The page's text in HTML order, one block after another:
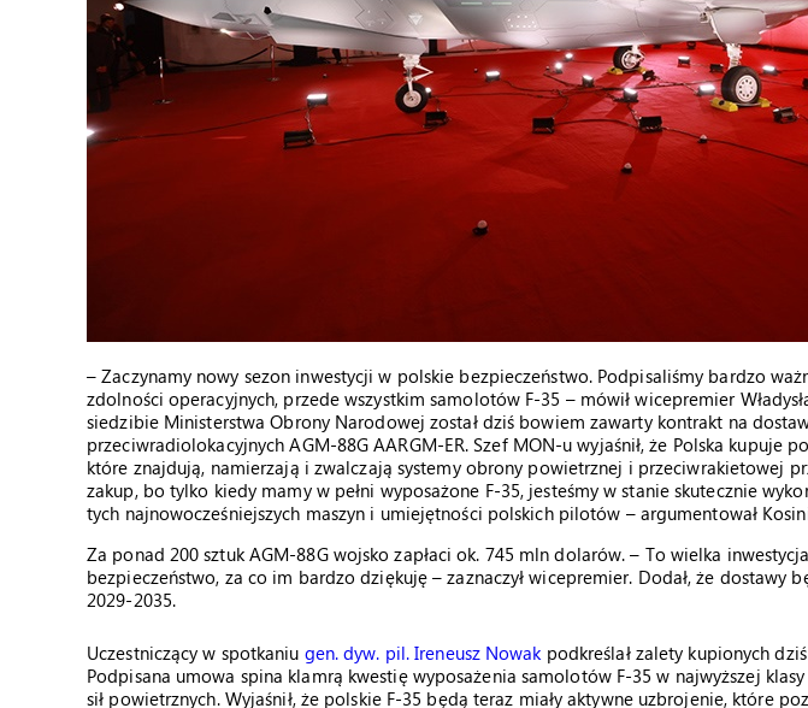
– Zaczynamy nowy sezon inwestycji w polskie bezpieczeństwo. Podpisaliśmy bardzo
zdolności operacyjnych, przede wszystkim samolotów F-35 – mówił wicepremier
siedzibie Ministerstwa Obrony Narodowej został dziś bowiem zawarty kontrakt na
przeciwradiolokacyjnych AGM-88G AARGM-ER. Szef MON-u wyjaśnił, że Polska kupuje
które znajdują, namierzają i zwalczają systemy obrony powietrznej i przeciwrakietowej
zakup, bo tylko kiedy mamy w pełni wyposażone F-35, jesteśmy w stanie skutecznie
tych najnowocześniejszych maszyn i umiejętności polskich pilotów – argumentował
Za ponad 200 sztuk AGM-88G wojsko zapłaci ok. 745 mln dolarów. – To wielka
bezpieczeństwo, za co im bardzo dziękuję – zaznaczył wicepremier. Dodał, że dostawy
2029-2035.
Uczestniczący w spotkaniu gen. dyw. pil. Ireneusz Nowakpodkreślał zalety kupionych
Podpisana umowa spina klamrą kwestię wyposażenia samolotów F-35 w najwyższej
sił powietrznych. Wyjaśnił, że polskie F-35 będą teraz miały aktywne uzbrojenie, które